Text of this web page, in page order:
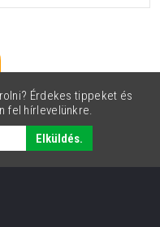
Érdekes tippeket és
fel hírlevelünkre.
Elküldés.